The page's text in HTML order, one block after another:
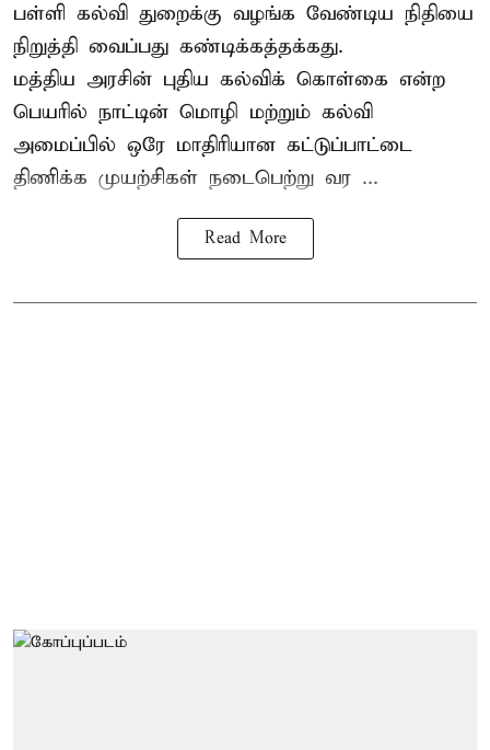
பள்ளி கல்வி துறைக்கு வழங்க வேண்டிய நிதியை
நிறுத்தி வைப்பது கண்டிக்கத்தக்கது.
மத்திய அரசின் புதிய கல்விக் கொள்கை என்ற
பெயரில் நாட்டின் மொழி மற்றும் கல்வி
அமைப்பில் ஒரே மாதிரியான கட்டுப்பாட்டை
திணிக்க முயற்சிகள் நடைபெற்று வர ...
Read More